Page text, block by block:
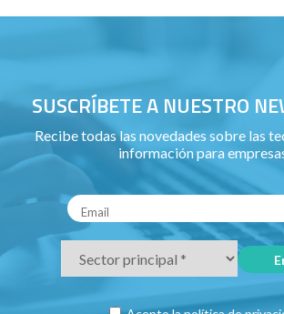
SUSCRÍBETE A NUESTRO
Recibe todas las novedades sobre las
información para